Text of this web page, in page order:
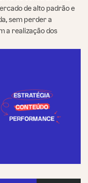
de alto padrão e
sem perder a
a realização dos